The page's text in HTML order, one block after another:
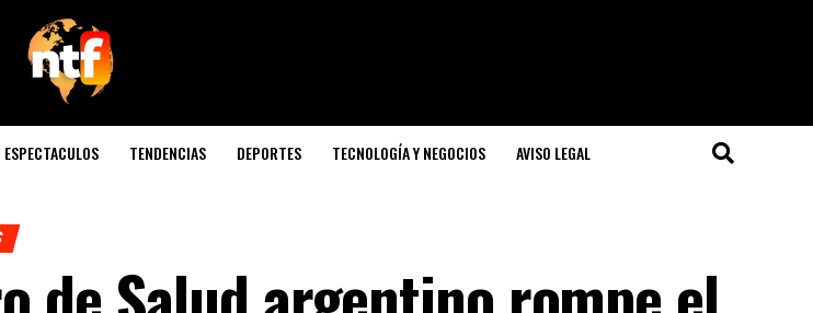
ESPECTACULOS TENDENCIAS DEPORTES TECNOLOGÍA Y NEGOCIOS AVISO LEGAL